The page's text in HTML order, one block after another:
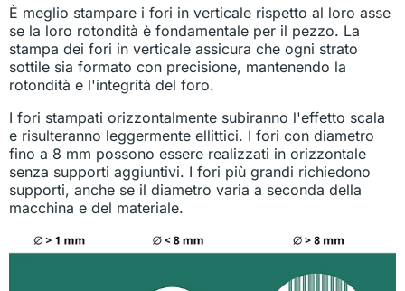
È meglio stampare i fori in verticale rispetto al loro asse
se la loro rotondità è fondamentale per il pezzo. La
stampa dei fori in verticale assicura che ogni strato
sottile sia formato con precisione, mantenendo la
rotondità e l'integrità del foro.
I fori stampati orizzontalmente subiranno l'effetto scala
e risulteranno leggermente ellittici. I fori con diametro
fino a 8 mm possono essere realizzati in orizzontale
senza supporti aggiuntivi. I fori più grandi richiedono
supporti, anche se il diametro varia a seconda della
macchina e del materiale.